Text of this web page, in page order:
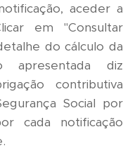
aceder a
em "Consultar
do cálculo da
apresentada diz
contributiva
Social por
cada notificação